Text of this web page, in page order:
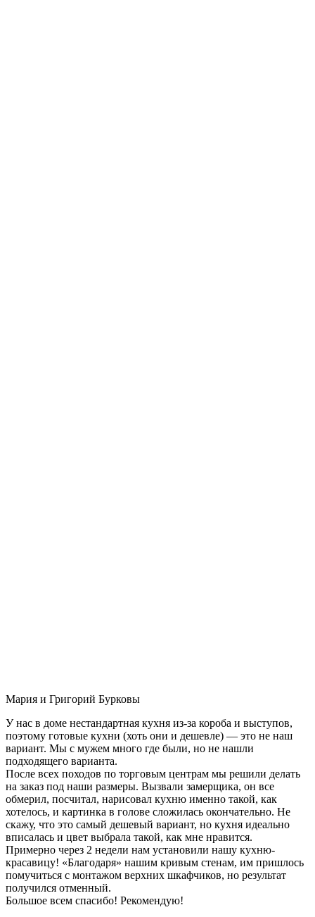
Мария и Григорий Бурковы
У нас в доме нестандартная кухня из-за короба и выступов,
поэтому готовые кухни (хоть они и дешевле) — это не наш
вариант. Мы с мужем много где были, но не нашли
подходящего варианта.
После всех походов по торговым центрам мы решили делать
на заказ под наши размеры. Вызвали замерщика, он все
обмерил, посчитал, нарисовал кухню именно такой, как
хотелось, и картинка в голове сложилась окончательно. Не
скажу, что это самый дешевый вариант, но кухня идеально
вписалась и цвет выбрала такой, как мне нравится.
Примерно через 2 недели нам установили нашу кухню-
красавицу! «Благодаря» нашим кривым стенам, им пришлось
помучиться с монтажом верхних шкафчиков, но результат
получился отменный.
Большое всем спасибо! Рекомендую!